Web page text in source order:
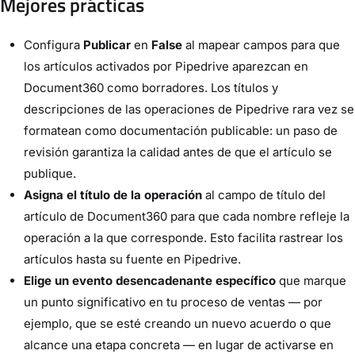
Configura Publicar en False al mapear campos para que
los artículos activados por Pipedrive aparezcan en
Document360 como borradores. Los títulos y
descripciones de las operaciones de Pipedrive rara vez se
formatean como documentación publicable: un paso de
revisión garantiza la calidad antes de que el artículo se
publique.
Asigna el título de la operación al campo de título del
artículo de Document360 para que cada nombre refleje la
operación a la que corresponde. Esto facilita rastrear los
artículos hasta su fuente en Pipedrive.
Elige un evento desencadenante específico que marque
un punto significativo en tu proceso de ventas — por
ejemplo, que se esté creando un nuevo acuerdo o que
alcance una etapa concreta — en lugar de activarse en